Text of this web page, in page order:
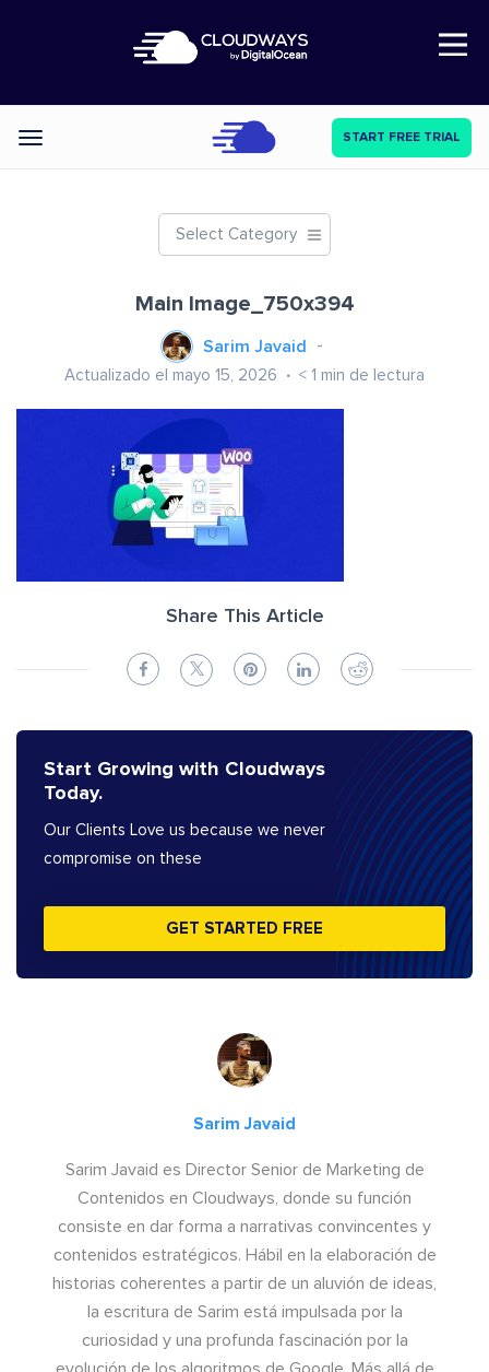
Open Nav
Categories START FREE TRIAL
Select Category
Main Image_750x394
Sarim Javaid
Actualizado el mayo 15, 2026 < 1 min de lectura
Share This Article
Start Growing with Cloudways
Today.
Our Clients Love us because we never
compromise on these
GET STARTED FREE
Sarim Javaid
Sarim Javaid es Director Senior de Marketing de
Contenidos en Cloudways, donde su función
consiste en dar forma a narrativas convincentes y
contenidos estratégicos. Hábil en la elaboración de
historias coherentes a partir de un aluvión de ideas,
la escritura de Sarim está impulsada por la
curiosidad y una profunda fascinación por la